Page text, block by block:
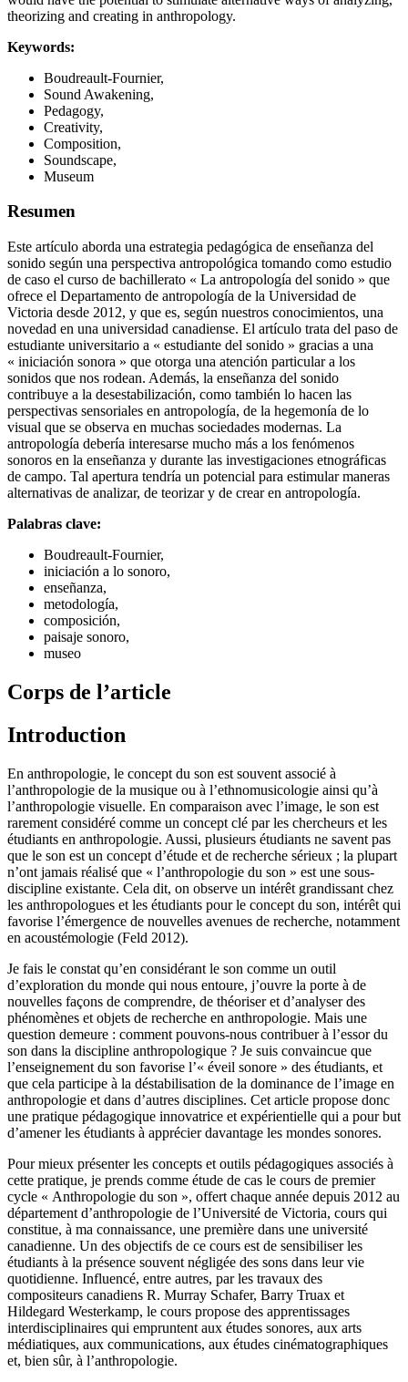
theorizing and creating in anthropology.
Keywords:
Boudreault-Fournier,
Sound Awakening,
Pedagogy,
Creativity,
Composition,
Soundscape,
Museum
Resumen
Este artículo aborda una estrategia pedagógica de enseñanza del
sonido según una perspectiva antropológica tomando como estudio
de caso el curso de bachillerato « La antropología del sonido » que
ofrece el Departamento de antropología de la Universidad de
Victoria desde 2012, y que es, según nuestros conocimientos, una
novedad en una universidad canadiense. El artículo trata del paso de
estudiante universitario a « estudiante del sonido » gracias a una
« iniciación sonora » que otorga una atención particular a los
sonidos que nos rodean. Además, la enseñanza del sonido
contribuye a la desestabilización, como también lo hacen las
perspectivas sensoriales en antropología, de la hegemonía de lo
visual que se observa en muchas sociedades modernas. La
antropología debería interesarse mucho más a los fenómenos
sonoros en la enseñanza y durante las investigaciones etnográficas
de campo. Tal apertura tendría un potencial para estimular maneras
alternativas de analizar, de teorizar y de crear en antropología.
Palabras clave:
Boudreault-Fournier,
iniciación a lo sonoro,
enseñanza,
metodología,
composición,
paisaje sonoro,
museo
Corps de l’article
Introduction
En anthropologie, le concept du son est souvent associé à
l’anthropologie de la musique ou à l’ethnomusicologie ainsi qu’à
l’anthropologie visuelle. En comparaison avec l’image, le son est
rarement considéré comme un concept clé par les chercheurs et les
étudiants en anthropologie. Aussi, plusieurs étudiants ne savent pas
que le son est un concept d’étude et de recherche sérieux ; la plupart
n’ont jamais réalisé que « l’anthropologie du son » est une sous-
discipline existante. Cela dit, on observe un intérêt grandissant chez
les anthropologues et les étudiants pour le concept du son, intérêt qui
favorise l’émergence de nouvelles avenues de recherche, notamment
en acoustémologie (Feld 2012).
Je fais le constat qu’en considérant le son comme un outil
d’exploration du monde qui nous entoure, j’ouvre la porte à de
nouvelles façons de comprendre, de théoriser et d’analyser des
phénomènes et objets de recherche en anthropologie. Mais une
question demeure : comment pouvons-nous contribuer à l’essor du
son dans la discipline anthropologique ? Je suis convaincue que
l’enseignement du son favorise l’« éveil sonore » des étudiants, et
que cela participe à la déstabilisation de la dominance de l’image en
anthropologie et dans d’autres disciplines. Cet article propose donc
une pratique pédagogique innovatrice et expérientielle qui a pour but
d’amener les étudiants à apprécier davantage les mondes sonores.
Pour mieux présenter les concepts et outils pédagogiques associés à
cette pratique, je prends comme étude de cas le cours de premier
cycle « Anthropologie du son », offert chaque année depuis 2012 au
département d’anthropologie de l’Université de Victoria, cours qui
constitue, à ma connaissance, une première dans une université
canadienne. Un des objectifs de ce cours est de sensibiliser les
étudiants à la présence souvent négligée des sons dans leur vie
quotidienne. Influencé, entre autres, par les travaux des
compositeurs canadiens R. Murray Schafer, Barry Truax et
Hildegard Westerkamp, le cours propose des apprentissages
interdisciplinaires qui empruntent aux études sonores, aux arts
médiatiques, aux communications, aux études cinématographiques
et, bien sûr, à l’anthropologie.